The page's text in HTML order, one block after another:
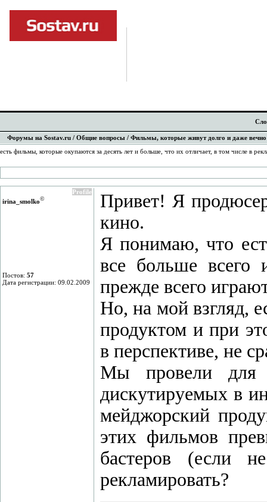
Форумы на Sostav.ru / Общие вопросы / Фильмы, которые живут долго и даже вечно
есть фильмы, которые окупаются за десять лет и больше, что их отличает, в том числе в
Profile
irina_smolko©
Постов: 57
Дата регистрации: 09.02.2009
Привет! Я
кино.
Я понимаю, что
все больше всего
прежде всего
Но, на мой взгляд,
продуктом и при
в перспективе, не
Мы провели для
дискутируемых в
мейджорский
этих фильмов
бастеров (если
рекламировать?